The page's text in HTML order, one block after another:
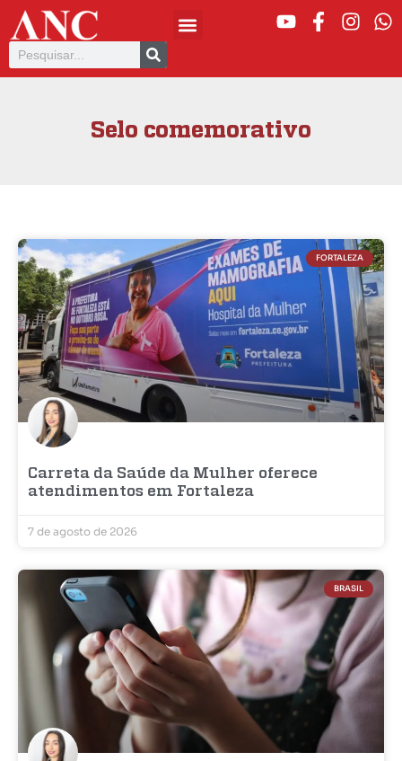
Selo comemorativo
FORTALEZA
Carreta da Saúde da Mulher oferece
atendimentos em Fortaleza
7 de agosto de 2026
BRASIL